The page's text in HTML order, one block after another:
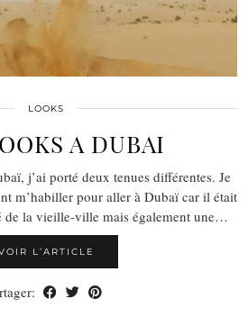
LOOKS
A DUBAI
j’ai porté deux tenues différentes. Je
m’habiller pour aller à Dubaï car il était
de la vieille-ville mais également une…
L’ARTICLE